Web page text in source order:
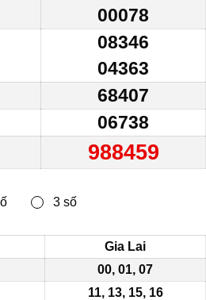
00078
08346
04363
68407
06738
988459
Gia Lai
00, 01, 07
11, 13, 15, 16